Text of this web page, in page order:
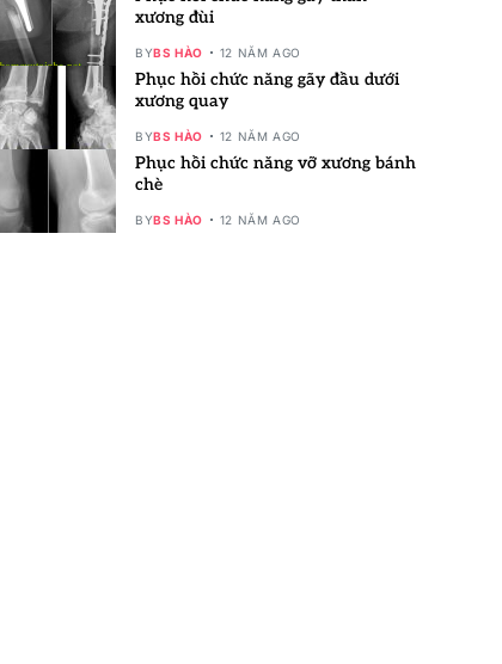
xương đùi
BYBS HÀO 12 NĂM AGO
Phục hồi chức năng gãy đầu dưới
xương quay
BYBS HÀO 12 NĂM AGO
Phục hồi chức năng vỡ xương bánh
chè
BYBS HÀO 12 NĂM AGO